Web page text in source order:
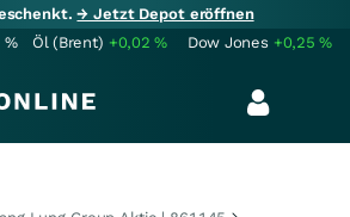
→ Jetzt Depot eröffnen
% Öl (Brent) +0,02% Dow Jones +0,25%